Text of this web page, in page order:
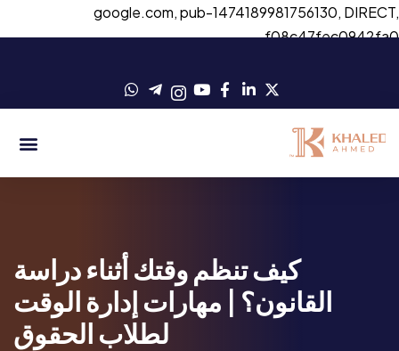
google.com, pub-1474189981756130,
كيف تنظم وقتك أثناء دراسة
القانون؟ | مهارات إدارة الوقت
لطلاب الحقوق